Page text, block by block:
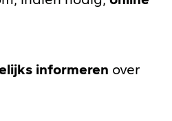
informeren over